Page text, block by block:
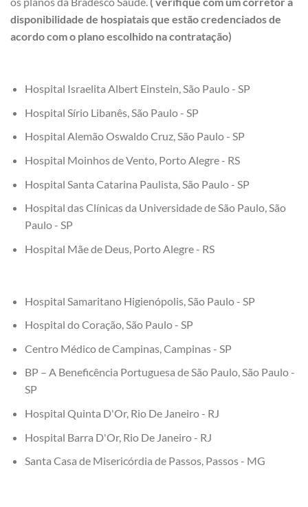
disponibilidade de hospiatais que estão credenciados de
acordo com o plano escolhido na contratação)
Hospital Israelita Albert Einstein, São Paulo - SP
Hospital Sírio Libanês, São Paulo - SP
Hospital Alemão Oswaldo Cruz, São Paulo - SP
Hospital Moinhos de Vento, Porto Alegre - RS
Hospital Santa Catarina Paulista, São Paulo - SP
Hospital das Clínicas da Universidade de São Paulo, São
Paulo - SP
Hospital Mãe de Deus, Porto Alegre - RS
Hospital Samaritano Higienópolis, São Paulo - SP
Hospital do Coração, São Paulo - SP
Centro Médico de Campinas, Campinas - SP
BP – A Beneficência Portuguesa de São Paulo, São Paulo -
SP
Hospital Quinta D'Or, Rio De Janeiro - RJ
Hospital Barra D'Or, Rio De Janeiro - RJ
Santa Casa de Misericórdia de Passos, Passos - MG